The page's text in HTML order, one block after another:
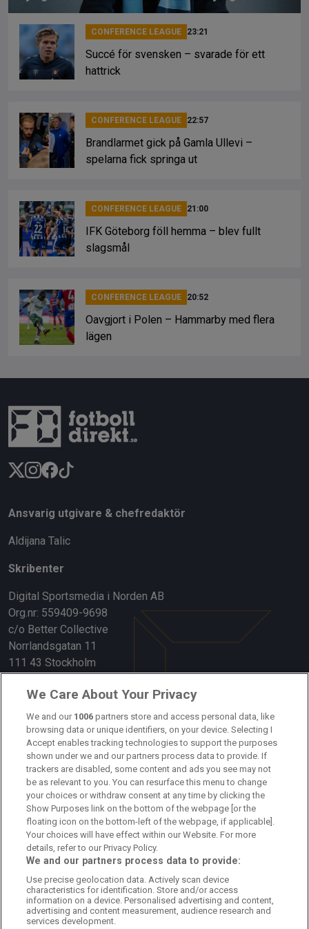
CONFERENCE LEAGUE 23:21
Succé för svensken – svarade för ett
hattrick
CONFERENCE LEAGUE 22:57
Brandlarmet gick på Gamla Ullevi –
spelarna fick springa ut
CONFERENCE LEAGUE 21:00
IFK Göteborg föll hemma – blev fullt
slagsmål
CONFERENCE LEAGUE 20:52
Oavgjort i Polen – Hammarby med flera
lägen
Ansvarig utgivare & chefredaktör
Aldijana Talic
Skribenter
Digital Sportsmedia i Norden AB
Org.nr: 559409-9698
c/o Better Collective
Norrlandsgatan 11
111 43 Stockholm
Länkar
Om oss
Kontakta oss
Kundtjänst
Sponsor: Rekatochklart
Annonsera på Fotbolldirekt
Redaktionell policy
Personuppgiftspolicy
Cookiepolicy
We Care About Your Privacy
We and our 1006 partners store and access personal data, like
browsing data or unique identifiers, on your device. Selecting I
Accept enables tracking technologies to support the purposes
shown under we and our partners process data to provide. If
trackers are disabled, some content and ads you see may not
be as relevant to you. You can resurface this menu to change
your choices or withdraw consent at any time by clicking the
Show Purposes link on the bottom of the webpage [or the
floating icon on the bottom-left of the webpage, if applicable].
Your choices will have effect within our Website. For more
details, refer to our Privacy Policy.
We and our partners process data to provide:
Use precise geolocation data. Actively scan device
characteristics for identification. Store and/or access
information on a device. Personalised advertising and content,
advertising and content measurement, audience research and
services development.